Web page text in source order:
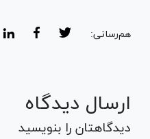
هم‌رسانی:
ارسال دیدگاه
دیدگاهتان را بنویسید